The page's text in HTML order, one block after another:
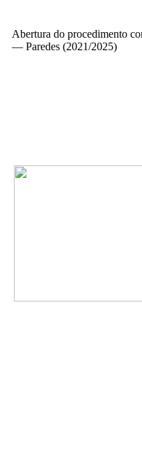
Abertura do procedimento
— Paredes (2021/2025)